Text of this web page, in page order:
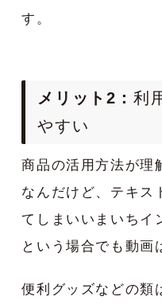
す。
メリット2： 利
やすい
商品の活用方法が理
なんだけど、テキス
てしまいいまいち
という場合でも動画
便利グッズなどの類